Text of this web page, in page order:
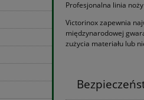
Profesjonalna linia noży
Victorinox zapewnia
międzynarodowej
zużycia materiału lub